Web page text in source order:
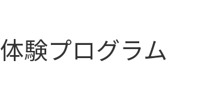
体験プログラム